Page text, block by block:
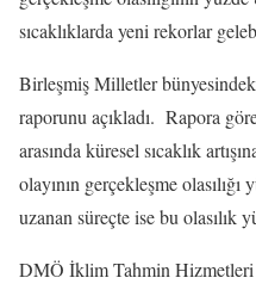
sıcaklıklarda yeni rekorlar
Birleşmiş Milletler
raporunu açıkladı. Rapora
arasında küresel sıcaklık
olayının gerçekleşme olasılığı
uzanan süreçte ise bu olasılık
DMÖ İklim Tahmin Hizmetleri